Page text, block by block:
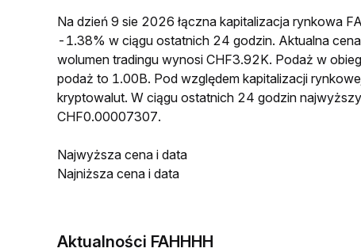
Na dzień 9 sie 2026 łączna kapitalizacja rynkowa
-1.38% w ciągu ostatnich 24 godzin. Aktualna
wolumen tradingu wynosi CHF3.92K. Podaż w
podaż to 1.00B. Pod względem kapitalizacji
kryptowalut. W ciągu ostatnich 24 godzin
CHF0.00007307.
Najwyższa cena i data
Najniższa cena i data
Aktualności FAHHHH